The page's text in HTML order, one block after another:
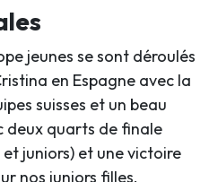
jeunes se sont déroulés
en Espagne avec la
suisses et un beau
deux quarts de finale
juniors) et une victoire
nos juniors filles.